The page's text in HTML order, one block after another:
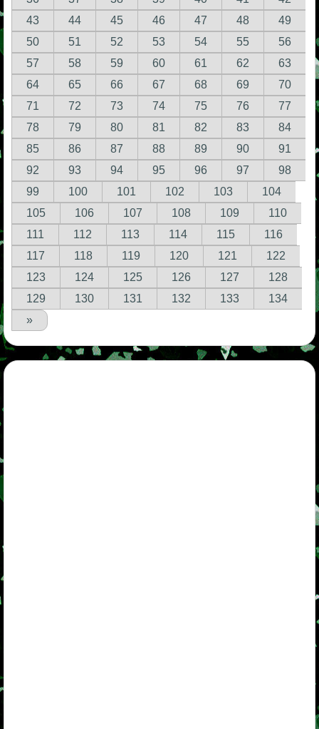
43
44 45 46 47 48
49
50
51 52 53 54 55
56
57
58 59 60 61 62
63
64
65 66 67 68 69
70
71
72 73 74 75 76
77
78
79 80 81 82 83
84
85
86 87 88 89 90
91
92
93 94 95 96 97
98
99
100 101 102 103
104
105
106 107 108 109
110
111
112 113 114 115
116
117
118 119 120 121
122
123
124 125 126 127
128
129
130 131 132 133
134
»